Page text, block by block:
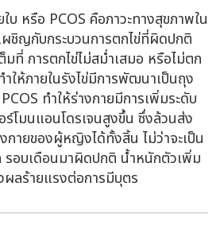
บ หรือ PCOS คือภาวะทางสุขภาพใน
ญกับกระบวนการตกไข่ที่ผิดปกติ
มที่ การตกไข่ไม่สม่ำเสมอ หรือไม่ตก
ำให้ภายในรังไข่มีการพัฒนาเป็นถุง
ทำให้ร่างกายมีการเพิ่มระดับ
โมนแอนโดรเจนสูงขึ้น ซึ่งล้วนส่ง
กายของผู้หญิงได้ทั้งสิ้น ไม่ว่าจะเป็น
อบเดือนมาผิดปกติ น้ำหนักตัวเพิ่ม
ลร้ายแรงต่อการมีบุตร